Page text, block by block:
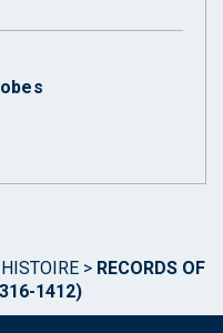
HISTOIRE > RECORDS OF
1412)